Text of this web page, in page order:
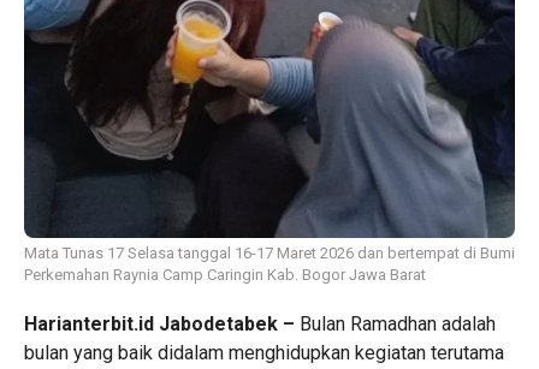
Mata Tunas 17 Selasa tanggal 16-17 Maret 2026 dan bertempat di Bumi
Perkemahan Raynia Camp Caringin Kab. Bogor Jawa Barat
Harianterbit.id Jabodetabek – Bulan Ramadhan adalah
bulan yang baik didalam menghidupkan kegiatan terutama